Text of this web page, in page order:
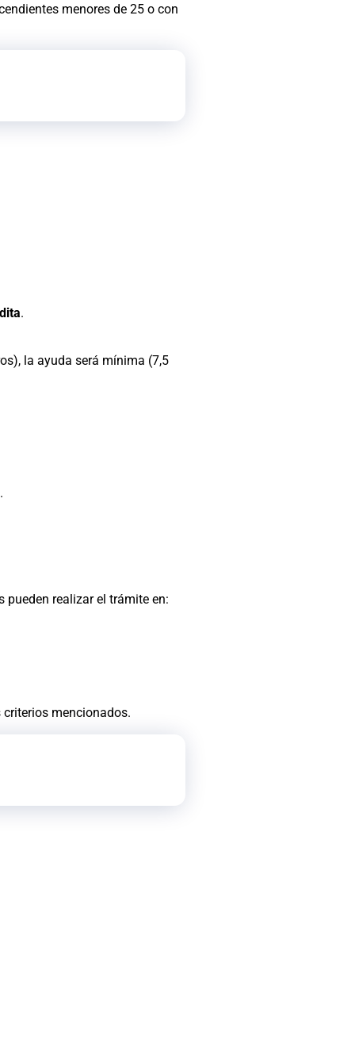
menores de 25 o con
.
la ayuda será mínima (7,5
pueden realizar el trámite en:
mencionados.